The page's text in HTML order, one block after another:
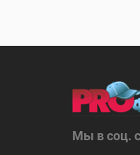
Мы в соц.